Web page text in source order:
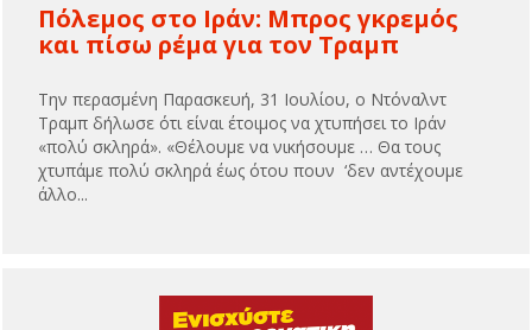
Πόλεμος στο Ιράν: Μπρος γκρεμός
και πίσω ρέμα για τον Τραμπ
Την περασμένη Παρασκευή, 31 Ιουλίου, ο Ντόναλντ
Τραμπ δήλωσε ότι είναι έτοιμος να χτυπήσει το Ιράν
«πολύ σκληρά». «Θέλουμε να νικήσουμε … Θα τους
χτυπάμε πολύ σκληρά έως ότου πουν ‘δεν αντέχουμε
άλλο...